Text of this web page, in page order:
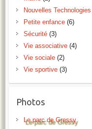
Nouvelles Technologies
Petite enfance(6)
Sécurité(3)
Vie associative(4)
Vie sociale(2)
Vie sportive(3)
Photos
Le parc de Gressy